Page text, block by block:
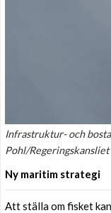
Infrastruktur- och
Pohl/Regeringskansliet
Ny maritim strategi
Att ställa om fisket